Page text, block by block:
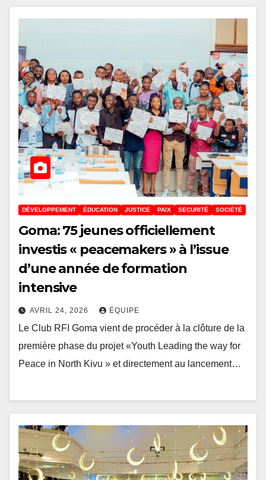
DÉVELOPPEMENT ÉDUCATION JUSTICE PAIX SECURITÉ SOCIÉTÉ
Goma: 75 jeunes officiellement
investis « peacemakers » à l’issue
d’une année de formation
intensive
AVRIL 24, 2026 ÉQUIPE
Le Club RFI Goma vient de procéder à la clôture de la
première phase du projet «Youth Leading the way for
Peace in North Kivu » et directement au lancement…